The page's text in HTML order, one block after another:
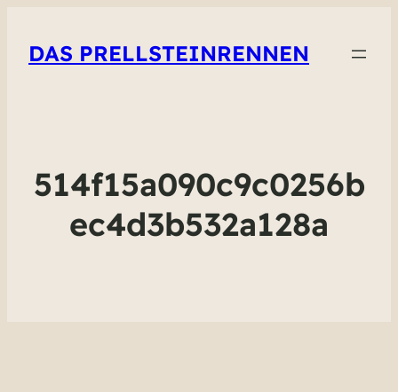
DAS PRELLSTEINRENNEN
514f15a090c9c0256b
ec4d3b532a128a